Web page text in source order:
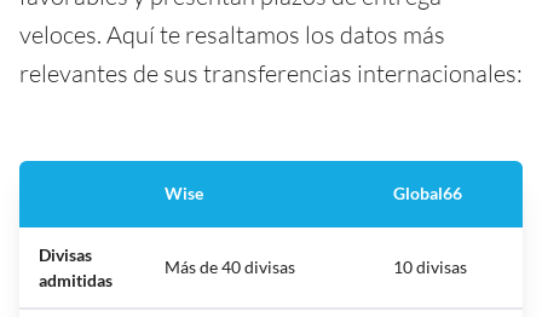
veloces. Aquí te resaltamos los datos más
relevantes de sus transferencias internacionales:
Wise Global66
Divisas
admitidas
Más de 40 divisas 10 divisas